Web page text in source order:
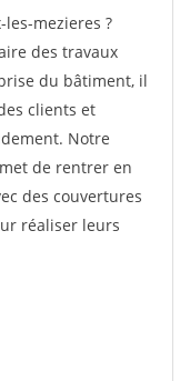
mezieres ?
des travaux
du bâtiment, il
clients et
Notre
de rentrer en
des couvertures
réaliser leurs